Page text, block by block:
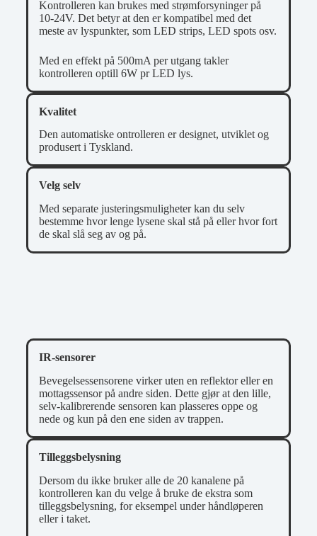
Kontrolleren kan brukes med strømforsyninger på
10-24V. Det betyr at den er kompatibel med det
meste av lyspunkter, som LED strips, LED spots osv.
Med en effekt på 500mA per utgang takler
kontrolleren optill 6W pr LED lys.
Kvalitet
Den automatiske ontrolleren er designet, utviklet og
produsert i Tyskland.
Velg selv
Med separate justeringsmuligheter kan du selv
bestemme hvor lenge lysene skal stå på eller hvor fort
de skal slå seg av og på.
IR-sensorer
Bevegelsessensorene virker uten en reflektor eller en
mottagssensor på andre siden. Dette gjør at den lille,
selv-kalibrerende sensoren kan plasseres oppe og
nede og kun på den ene siden av trappen.
Tilleggsbelysning
Dersom du ikke bruker alle de 20 kanalene på
kontrolleren kan du velge å bruke de ekstra som
tilleggsbelysning, for eksempel under håndløperen
eller i taket.